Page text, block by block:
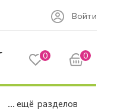
Войти
0 0
... ещё разделов